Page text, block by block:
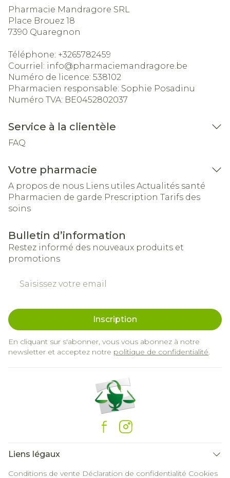
Pharmacie Mandragore SRL
Place Brouez 18
7390 Quaregnon
Téléphone: +3265782459
Courriel: info@pharmaciemandragore.be
Numéro de licence: 538102
Pharmacien responsable: Sophie Posadinu
Numéro TVA: BE0452802037
Service à la clientèle
FAQ
Votre pharmacie
A propos de nous Liens utiles Actualités santé
Pharmacien de garde Prescription Tarifs des
soins
Bulletin d’information
Restez informé des nouveaux produits et
promotions
Inscription
En cliquant sur s'abonner, vous vous abonnez à notre
newsletter et acceptez notre politique de confidentialité.
Liens légaux
Conditions de vente Déclaration de confidentialité Cookies